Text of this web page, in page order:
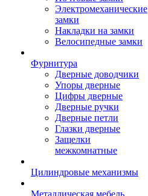
Электромеханические
замки
Накладки на замки
Велосипедные замки
Фурнитура
Дверные доводчики
Упоры дверные
Цифры дверные
Дверные ручки
Дверные петли
Глазки дверные
Защелки
межкомнатные
Цилиндровые механизмы
Металлическая мебель